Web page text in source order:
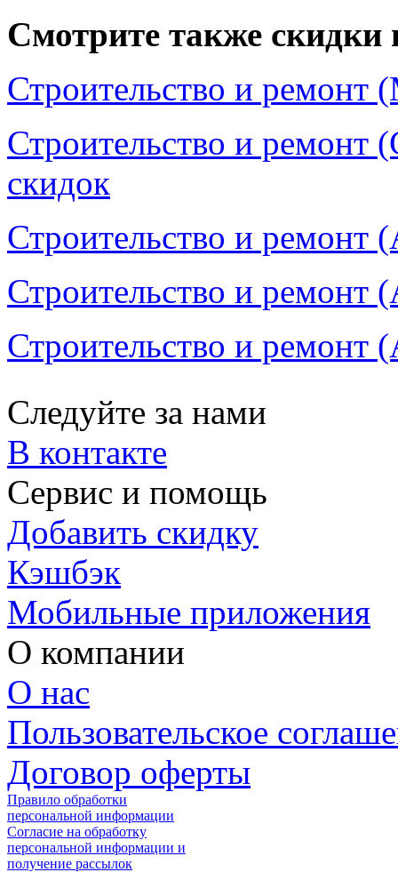
Смотрите также скидки
Строительство и ремонт
Строительство и ремонт
скидок
Строительство и ремонт
Строительство и ремонт
Строительство и ремонт
Следуйте за нами
В контакте
Сервис и помощь
Добавить скидку
Кэшбэк
Мобильные приложения
О компании
О нас
Пользовательское
Договор оферты
Правило обработки
персональной информации
Согласие на обработку
персональной информации и
получение рассылок